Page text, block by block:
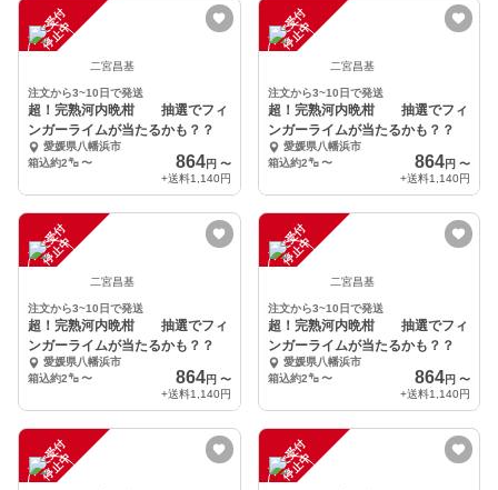
注
文
受
付
停
止
中
二宮昌基
注文から3~10日で発送
超！完熟河内晩柑 抽選でフィ
ンガーライムが当たるかも？？
愛媛県八幡浜市
箱込約2㌔〜 864円 〜
+送料1,140円
注
文
受
付
停
止
中
二宮昌基
注文から3~10日で発送
超！完熟河内晩柑 抽選でフィ
ンガーライムが当たるかも？？
愛媛県八幡浜市
箱込約2㌔ 〜 864円 〜
+送料1,140円
注
文
受
付
停
止
中
二宮昌基
注文から3~10日で発送
超！完熟河内晩柑 抽選でフィ
ンガーライムが当たるかも？？
愛媛県八幡浜市
箱込約2㌔〜 864円 〜
+送料1,140円
注
文
受
付
停
止
中
二宮昌基
注文から3~10日で発送
超！完熟河内晩柑 抽選でフィ
ンガーライムが当たるかも？？
愛媛県八幡浜市
箱込約2㌔ 〜 864円 〜
+送料1,140円
注
文
受
付
停
止
中 注
文
受
付
停
止
中